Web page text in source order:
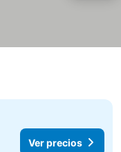
Ver precios